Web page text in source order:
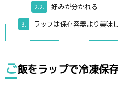
2.2. 好みが分かれる
3. ラップは保存容器より美味
ご飯をラップで冷凍保